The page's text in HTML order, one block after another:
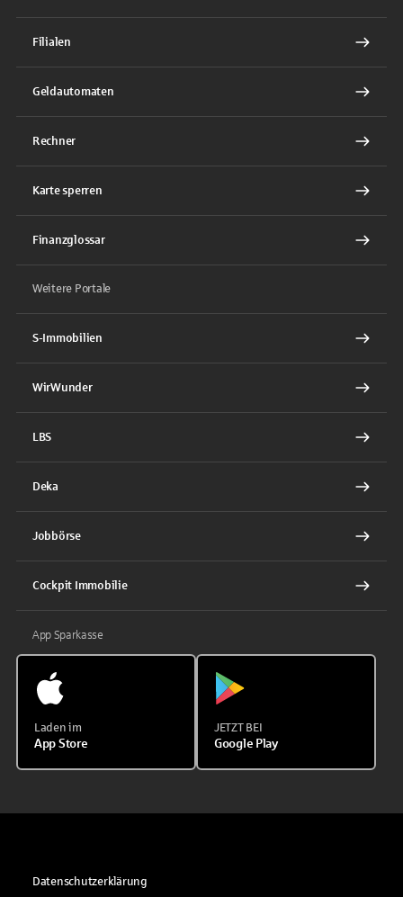
Filialen
Geldautomaten
Rechner
Karte sperren
Finanzglossar
Weitere Portale
S-Immobilien
WirWunder
LBS
Deka
Jobbörse
Cockpit Immobilie
App Sparkasse
Laden im
App Store
JETZT BEI
Google Play
Datenschutzerklärung